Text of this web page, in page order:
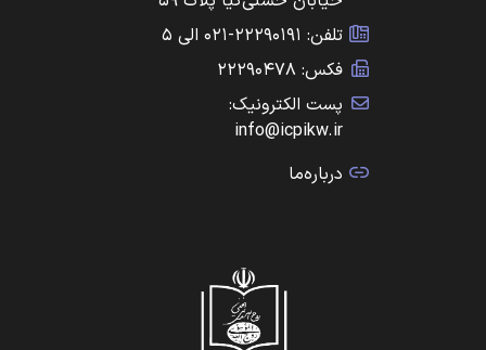
تلفن: ۲۲۲۹۰۱۹۱-۰۲۱ الی ۵
فکس: ۲۲۲۹۰۴۷۸
پست الکترونیک:
info@icpikw.ir
درباره‌ما